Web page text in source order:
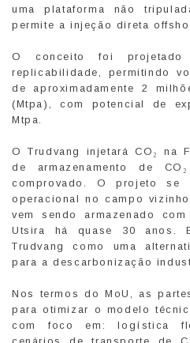
uma plataforma não
permite a injeção direta
O conceito foi projetado
replicabilidade, permitindo
de aproximadamente 2
(Mtpa), com potencial de
Mtpa.
O Trudvang injetará CO₂ na
de armazenamento de
comprovado. O projeto se
operacional no campo
vem sendo armazenado
Utsira há quase 30 anos.
Trudvang como uma
para a descarbonização
Nos termos do MoU, as
para otimizar o modelo
com foco em: logística